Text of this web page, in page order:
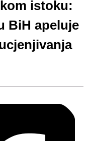
istoku:
BiH apeluje